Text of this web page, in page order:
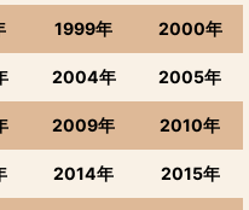
1999年 2000年
2004年 2005年
2009年 2010年
2014年 2015年